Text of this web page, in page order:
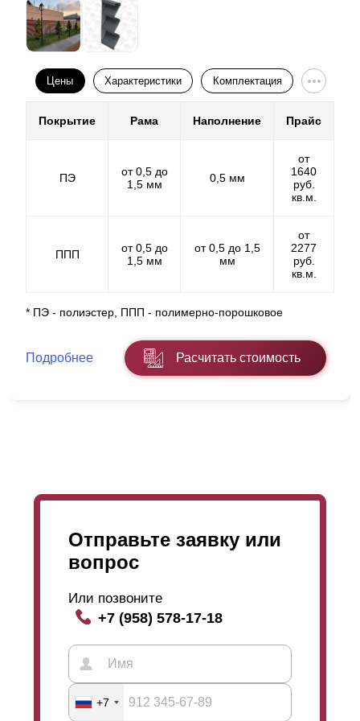
Данный вариант является базовым забором среди
брутальный. В этой модели относительно других
моделей нашей линейки меньше горизонтальных
линий и разнообразных изгибов, а больше ровных
поверхностей. Такой дизайн выглядит простым и
Оно напрямую влияет на функционал забора, как
помощью нахлеста можно
отрегулировать
просматриваемость
информацию иобъяснение.
покраски. Весомое отличие между двумя покрытиями
в том, что в первом меньшая линейка выбора. В
полимерно-порошковом же количество цветов не
спектр.
информации, а так же для оформления заказа.
Цены Характеристики Комплектация
Покрытие Рама Наполнение Прайс
ПЭ
от 0,5 до
1,5 мм
0,5 мм
от
1640
руб.
кв.м.
ППП
от 0,5 до
1,5 мм
от 0,5 до 1,5
мм
от
2277
руб.
кв.м.
* ПЭ - полиэстер, ППП - полимерно-порошковое
Подробнее Расчитать стоимость
Отправьте заявку или
вопрос
Или позвоните
+7 (958) 578-17-18
+7